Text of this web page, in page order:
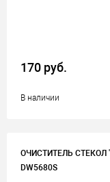
170 руб.
В наличии
ОЧИСТИТЕЛЬ СТЕКОЛ
DW5680S